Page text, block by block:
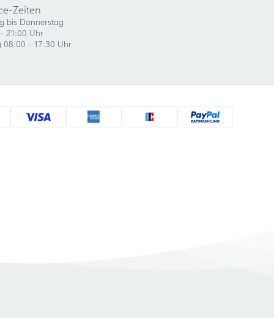
Zeiten
bis Donnerstag
21:00 Uhr
08:00 - 17:30 Uhr